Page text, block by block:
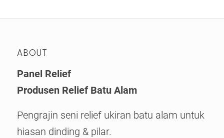
ABOUT
Panel Relief
Produsen Relief Batu Alam
Pengrajin seni relief ukiran batu alam untuk
hiasan dinding & pilar.